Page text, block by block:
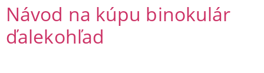
Návod na kúpu binokulár
ďalekohľad